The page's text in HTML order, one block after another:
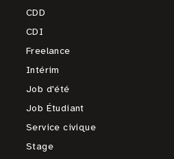
CDD
CDI
Freelance
Intérim
Job d'été
Job Étudiant
Service civique
Stage